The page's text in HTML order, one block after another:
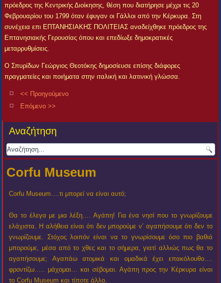
πρόεδρος της Κεντρικής Διοίκησης, θέση που διατήρησε μέχρι τις 20
Φεβρουαρίου του 1799 όταν έφυγαν οι Γάλλοι από την Κέρκυρα. Στη
συνέχεια επι ΕΠΤΑΝΗΣΙΑΚΗΣ ΠΟΛΙΤΕΙΑΣ αναδείχθηκε πρόεδρος της
Επτανησιακής Γερουσίας όπου και επεδίωξε δημοκρατικές
μεταρρυθμίσεις.
Ο Σπυρίδων Γεώργιος Θεοτόκης δημοσίευσε επίσης διάφορες
πραγματείες και ποιήματα στην ιταλική και λατινική γλώσσα.
<< Προηγούμενο
Επόμενο >>
Αναζήτηση
Corfu Museum
Corfu Museum….τι μπορεί να είναι αυτό;
Θα το έλεγα με μια λέξη…. Αγάπη! Για ένα νησί που το γνωρίζουμε
ελάχιστα. Η αλήθεια είναι ότι δεν μπορούμε ν’ αγαπήσουμε ότι δεν το
γνωρίζουμε. Στόχος λοιπόν είναι να το γνωρίσουμε όσο πιο βαθιά
μπορούμε, μέσα από το χθες και το σήμερα, γιατί αλλιώς πως θα το
αγαπήσουμε; Αγαπάω ατομικά και ομαδικά έχει επακόλουθο….
φροντίζω….. μάχομαι… και σέβομαι. Αγάπη προς την Κέρκυρα είναι
το Corfu Museum και τίποτε άλλο.